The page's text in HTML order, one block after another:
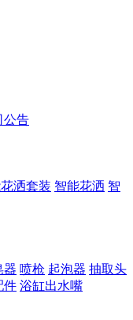
公告
洒套装 智能花洒 智
器 喷枪 起泡器 抽取头
件 浴缸出水嘴